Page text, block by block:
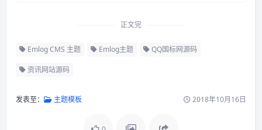
正文完
Emlog CMS 主题 Emlog主题 QQ国标网源码
资讯网站源码
发表至： 主题模板 2018年10月16日